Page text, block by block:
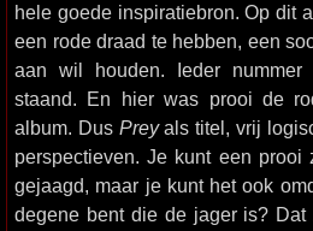
hele goede inspiratiebron. Op dit
een rode draad te hebben, een
aan wil houden. Ieder
staand. En hier was prooi de
album. Dus Preyals titel, vrij
perspectieven. Je kunt een
gejaagd, maar je kunt het ook
degene bent die de jager is?